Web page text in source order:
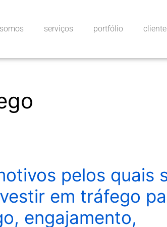
serviços portfólio
pelos quais
em tráfego
engajamento,